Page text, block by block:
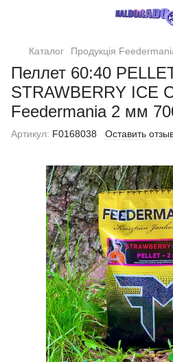
Каталог Продукція
Пеллет 60:40
STRAWBERRY ICE
Feedermania 2 мм
Артикул: F0168038 Оставить